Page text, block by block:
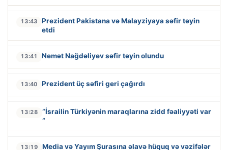
13:43
Prezident Pakistana və Malayziyaya səfir təyin
etdi
13:41 Nemət Nağdəliyev səfir təyin olundu
13:40 Prezident üç səfiri geri çağırdı
13:28
“İsrailin Türkiyənin maraqlarına zidd fəaliyyəti var
“
13:19
Media və Yayım Şurasına əlavə hüquq və vəzifələr